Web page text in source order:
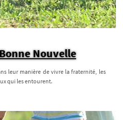
Nouvelle
leur manière de vivre la fraternité, les
qui les entourent.